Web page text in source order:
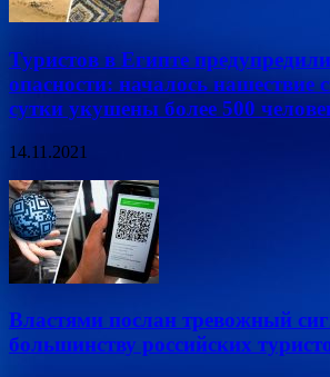
Туристов в Египте
опасности: началось нашествие
сутки укушены более 500
14.11.2021
Властями послан тревожный
большинству российских